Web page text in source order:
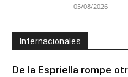
05/08/2026
Internacionales
De la Espriella rompe